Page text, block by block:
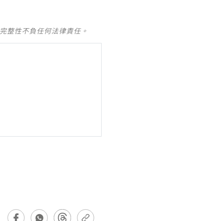
整性不負任何法律責任。